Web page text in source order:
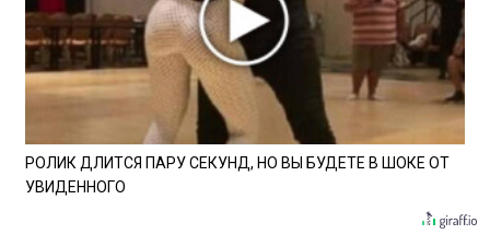
РОЛИК ДЛИТСЯ ПАРУ СЕКУНД, НО ВЫ БУДЕТЕ В ШОКЕ ОТ
УВИДЕННОГО